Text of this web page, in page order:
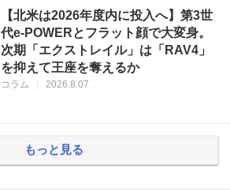
【北米は2026年度内に投入へ】第3世
代e-POWERとフラット顔で大変身。
次期「エクストレイル」は「RAV4」
を抑えて王座を奪えるか
コラム | 2026.8.07
もっと見る